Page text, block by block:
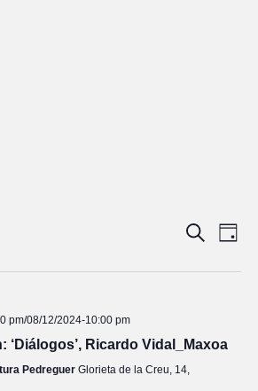
de
Eventos
Buscar
de
de
Día
pm/08/12/2024-10:00 pm
‘Diálogos’, Ricardo Vidal_Maxoa
Pedreguer Glorieta de la Creu, 14,